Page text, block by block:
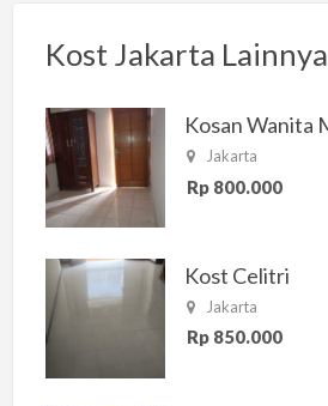
Kost Jakarta Lainnya
Jakarta
Rp 800.000
Kost Celitri
Jakarta
Rp 850.000